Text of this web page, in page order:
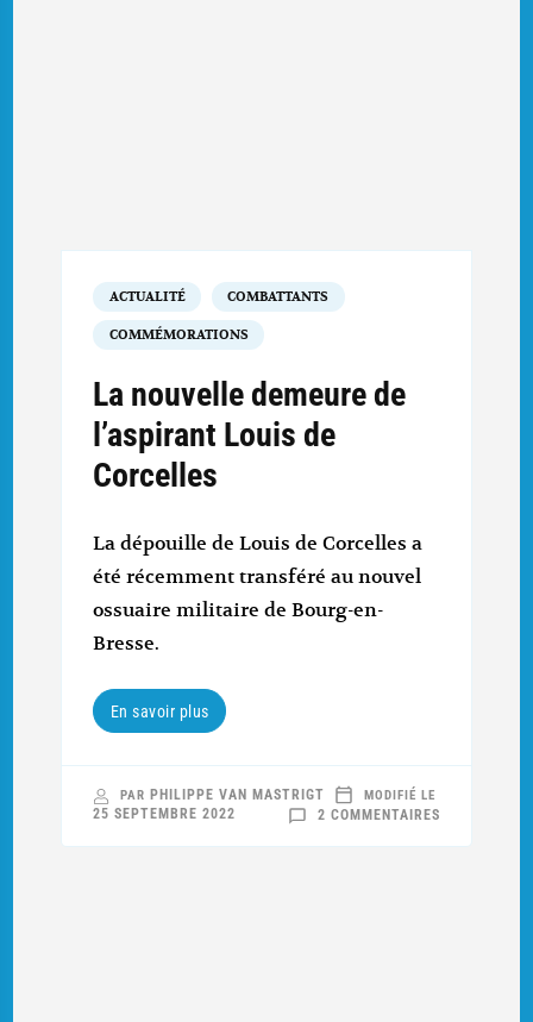
ACTUALITÉ COMBATTANTS
COMMÉMORATIONS
La nouvelle demeure de
l’aspirant Louis de
Corcelles
La dépouille de Louis de Corcelles a
été récemment transféré au nouvel
ossuaire militaire de Bourg-en-
Bresse.
En savoir plus
PAR PHILIPPE VAN MASTRIGT
2 COMMENTAIRESSUR
MODIFIÉ LE
25 SEPTEMBRE 2022